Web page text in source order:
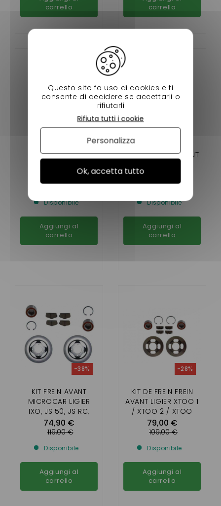
carrello
carrello
DETERGENTE PER
MOTUL 750 ML
6,90 €
Disponibile
Aggiungi al
carrello
CIRCLIPS ROULEMENT
2,50 €
Disponibile
Aggiungi al
carrello
KIT FREIN AVANT
MICROCAR LIGIER
IXO, JS 50, JS RC,
FLEX, MICROCAR
MGO1/2/3/4/5/6,
2/3/4/5/6
74,90 €
-38%
119,00 €
Disponibile
Aggiungi al
carrello
KIT DE FREIN FREIN
AVANT LIGIER XTOO 1
/ XTOO 2 / XTOO
MAX / XTOO S/R/RS /
OPTIMAX (DIAM 210
79,00 €
-28%
109,00 €
Disponibile
Aggiungi al
carrello
Questo sito fa uso di cookies e ti
consente di decidere se accettarli o
rifiutarli
Ok, accetta tutto
Rifiuta tutti i cookie
Personalizza